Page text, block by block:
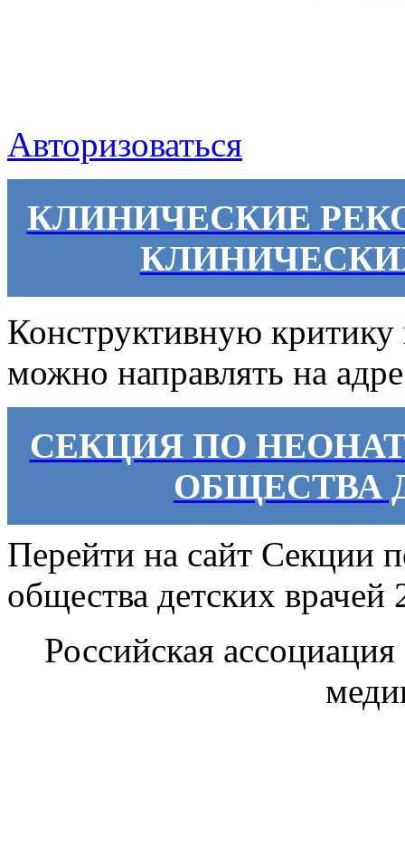
Авторизоваться
КЛИНИЧЕСКИЕ
Конструктивную
можно направлять на
СЕКЦИЯ ПО
ОБЩЕСТВА
Перейти на сайт Секции
общества детских
Российская